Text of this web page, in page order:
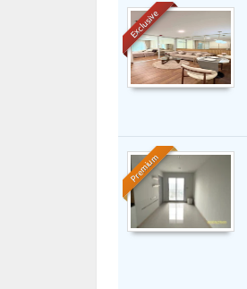
Exclusive
Premium